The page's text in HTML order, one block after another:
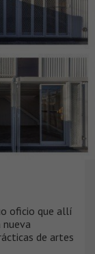
oficio que allí
de artes